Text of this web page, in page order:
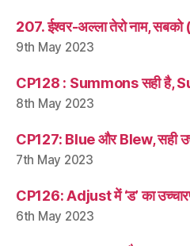
207. ईश्वर-अल्ला तेरो नाम, सबको
9th May 2023
CP128 : Summons सही है,
8th May 2023
CP127: Blue और Blew, सही
7th May 2023
CP126: Adjust में ‘ड’ का
6th May 2023